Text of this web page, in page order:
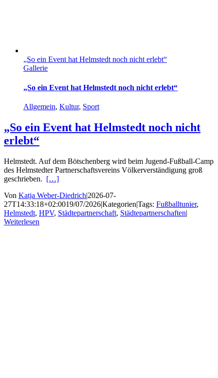
„So ein Event hat Helmstedt noch nicht erlebt“
Gallerie
„So ein Event hat Helmstedt noch nicht erlebt“
Allgemein, Kultur, Sport
„So ein Event hat Helmstedt noch nicht
erlebt“
Helmstedt. Auf dem Bötschenberg wird beim Jugend-Fußball-Camp
des Helmstedter Partnerschaftsvereins Völkerverständigung groß
geschrieben. […]
Von Katja Weber-Diedrich|2026-07-
27T14:33:18+02:0019/07/2026|Kategorien|Tags: Fußballtunier,
Helmstedt, HPV, Städtepartnerschaft, Städtepartnerschaften|
Weiterlesen